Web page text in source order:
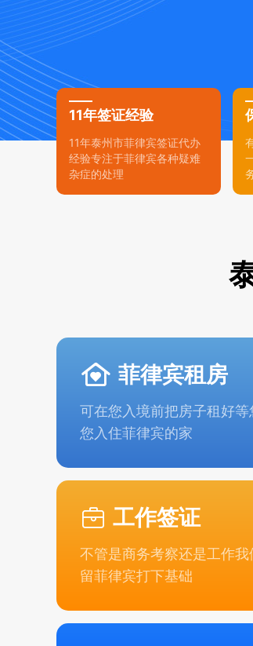
11年签证经验
11年泰州市菲律宾签证代办
经验专注于菲律宾各种疑难
杂症的处理
菲律宾租房
可在您入境前把房子租好
您入住菲律宾的家
工作签证
不管是商务考察还是工作
留菲律宾打下基础